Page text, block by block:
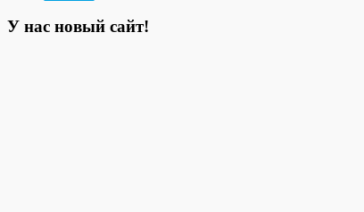
У нас новый сайт!